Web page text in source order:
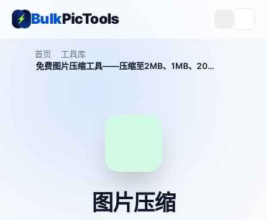
BulkPicTools
首页
工具库
免费图片压缩工具——压缩至2MB、1MB、200KB等指定大小
图片压缩